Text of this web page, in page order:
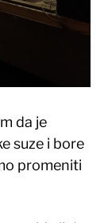
da je
suze i bore
promeniti